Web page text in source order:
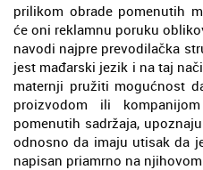
prilikom obrade pomenutih
će oni reklamnu poruku
navodi najpre prevodilačka
jest mađarski jezik i na taj
maternji pružiti mogućnost
proizvodom ili
pomenutih sadržaja,
odnosno da imaju utisak da
napisan priamrno na